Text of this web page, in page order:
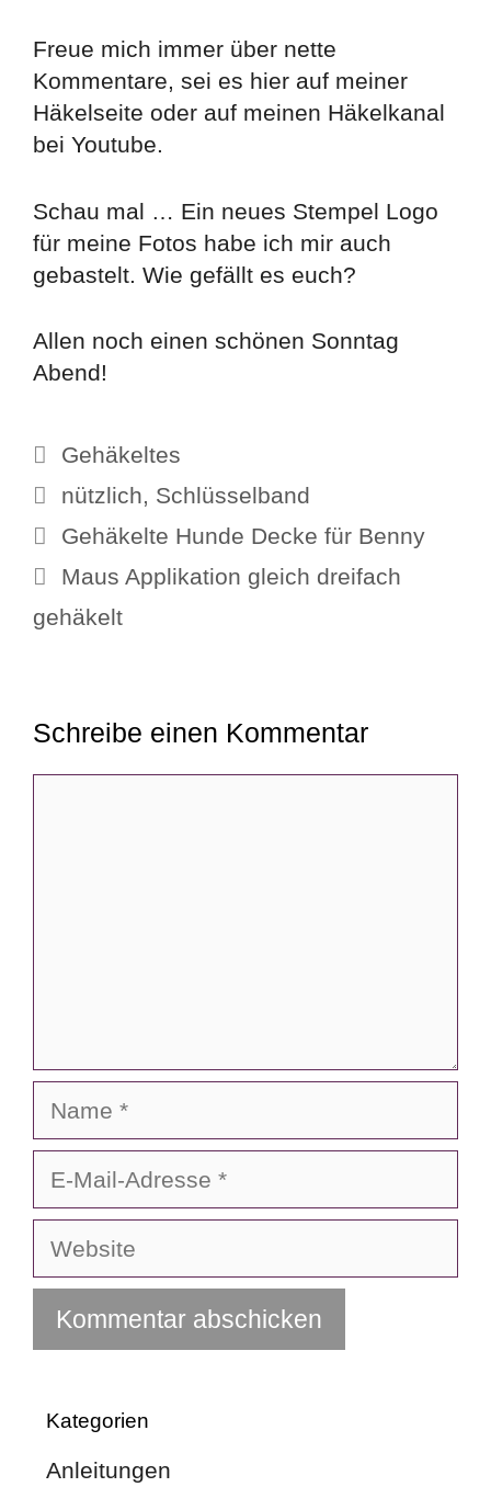
Freue mich immer über nette
Kommentare, sei es hier auf meiner
Häkelseite oder auf meinen Häkelkanal
bei Youtube.
Schau mal … Ein neues Stempel Logo
für meine Fotos habe ich mir auch
gebastelt. Wie gefällt es euch?
Allen noch einen schönen Sonntag
Abend!
Kategorien
Gehäkeltes
Schlagwörter
nützlich, Schlüsselband
Gehäkelte Hunde Decke für Benny
Maus Applikation gleich dreifach
gehäkelt
Schreibe einen Kommentar
Adresse
Website
Kategorien
Anleitungen